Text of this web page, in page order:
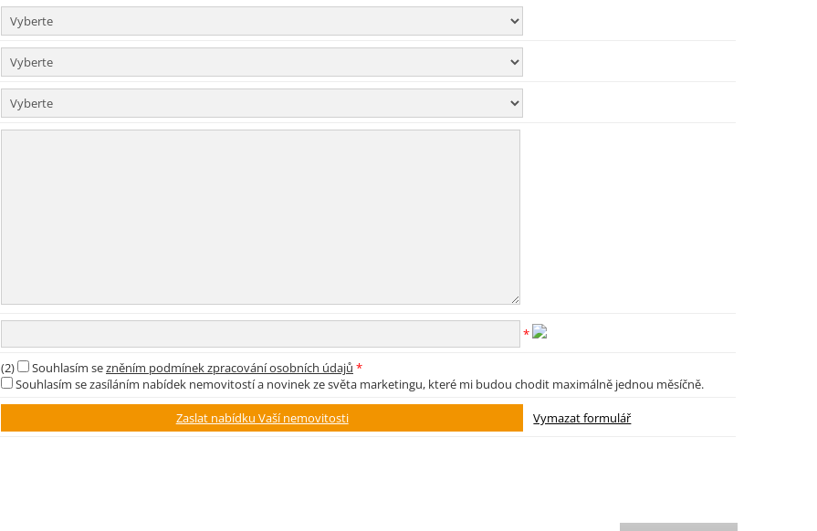
*
(2) Souhlasím sezněním podmínek zpracování osobních údajů *
Souhlasím se zasíláním nabídek nemovitostí a novinek ze světa marketingu, které mi budou chodit maximálně jednou měsíčně.